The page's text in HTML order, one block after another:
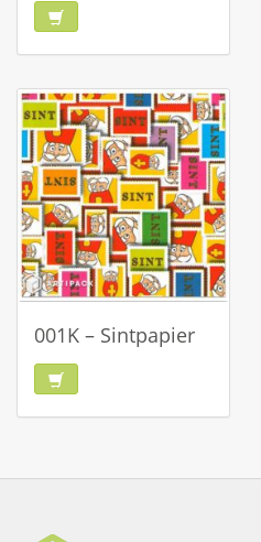
001K – Sintpapier